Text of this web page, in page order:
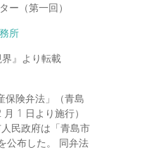
ー（第一回）
所
』より転載
保険弁法」（青島
1 日より施行）
民政府は「青島市
公布した。 同弁法